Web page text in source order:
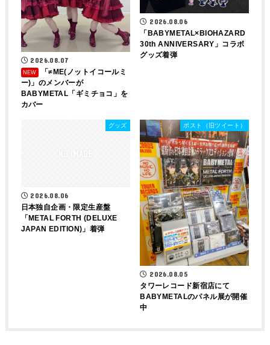
2026.08.07
「≠ME(ノットイコールミ
ー)」のメンバーが
BABYMETAL「ギミチョコ」を
カバー
2026.08.06
「BABYMETAL×BIOHAZARD
30th ANNIVERSARY」コラボ
グッズ着弾
グッズ
2026.08.06
日本独自企画・限定生産盤
「METAL FORTH (DELUXE
JAPAN EDITION)」着弾
ポスト（旧ツイート）
2026.08.05
タワーレコード新宿店にて
BABYMETALのパネル展が開催
中